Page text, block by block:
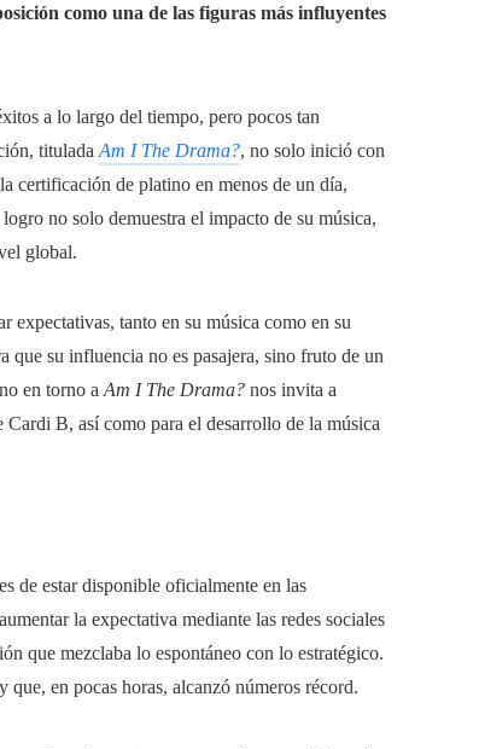
como una de las figuras más influyentes
a lo largo del tiempo, pero pocos tan
titulada Am I The Drama?, no solo inició con
certificación de platino en menos de un día,
no solo demuestra el impacto de su música,
global.
expectativas, tanto en su música como en su
que su influencia no es pasajera, sino fruto de un
en torno a Am I The Drama? nos invita a
B, así como para el desarrollo de la música
de estar disponible oficialmente en las
la expectativa mediante las redes sociales
que mezclaba lo espontáneo con lo estratégico.
en pocas horas, alcanzó números récord.